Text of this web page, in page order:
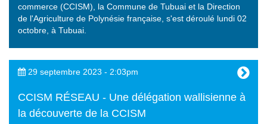
commerce (CCISM), la Commune de Tubuai et la Direction
de l'Agriculture de Polynésie française, s'est déroulé lundi 02
octobre, à Tubuai.
29 septembre 2023 - 2:03pm
CCISM RÉSEAU - Une délégation wallisienne à
la découverte de la CCISM